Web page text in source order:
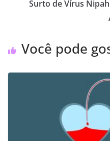
Surto de Vírus
Você pode